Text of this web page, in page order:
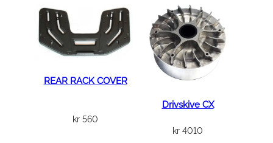
REAR RACK COVER
kr 560
Drivskive CX
kr 4010